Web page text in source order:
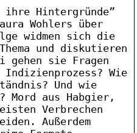
ihre Hintergründe”
Wohlers über
widmen sich die
und diskutieren
gehen sie Fragen
Wie
Und wie
Mord aus Habgier,
Verbrechen
Außerdem